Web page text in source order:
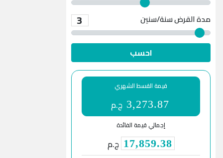
مدة القرض 3 سنة/سنين
احسب
قيمة القسط الشهري
3,273.87 ج.م
إجمالي قيمة الفائدة
17,859.38 ج.م